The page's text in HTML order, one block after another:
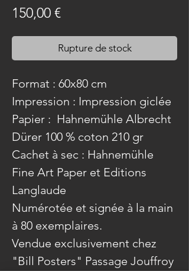
150,00 €Prix
Rupture de stock
Format : 60x80 cm
Impression : Impression giclée
Papier : Hahnemühle Albrecht
Dürer 100 % coton 210 gr
Cachet à sec : Hahnemühle
Fine Art Paper et Editions
Langlaude
Numérotée et signée à la main
à 80 exemplaires.
Vendue exclusivement chez
"Bill Posters" Passage Jouffroy